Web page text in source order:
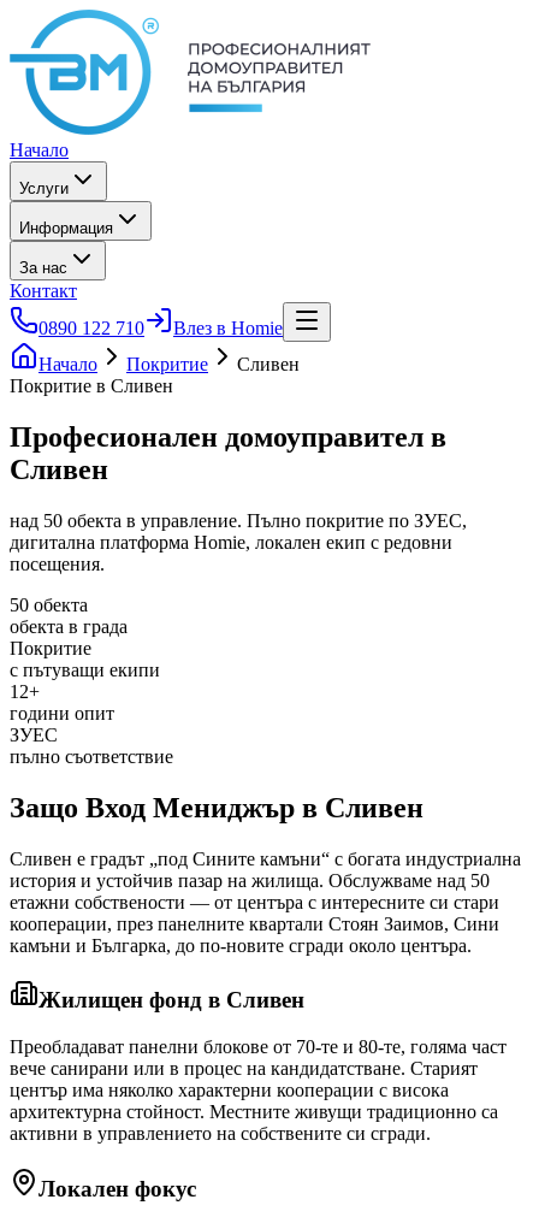
Начало
Услуги
Информация
За нас
Контакт
0890 122 710
Влез в Homie
Начало
Покритие
Сливен
Покритие в Сливен
Професионален домоуправител в
Сливен
над 50 обекта в управление. Пълно покритие по ЗУЕС,
дигитална платформа Homie, локален екип с редовни
посещения.
50 обекта
обекта в града
Покритие
с пътуващи екипи
12+
години опит
ЗУЕС
пълно съответствие
Защо Вход Мениджър в Сливен
Сливен е градът „под Сините камъни“ с богата индустриална
история и устойчив пазар на жилища. Обслужваме над 50
етажни собствености — от центъра с интересните си стари
кооперации, през панелните квартали Стоян Заимов, Сини
камъни и Българка, до по-новите сгради около центъра.
Жилищен фонд в Сливен
Преобладават панелни блокове от 70-те и 80-те, голяма част
вече санирани или в процес на кандидатстване. Старият
център има няколко характерни кооперации с висока
архитектурна стойност. Местните живущи традиционно са
активни в управлението на собствените си сгради.
Локален фокус